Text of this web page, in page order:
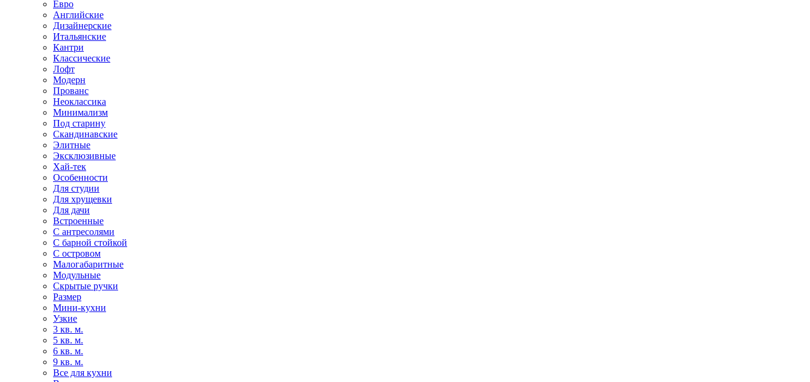
Евро
Английские
Дизайнерские
Итальянские
Кантри
Классические
Лофт
Модерн
Прованс
Неоклассика
Минимализм
Под старину
Скандинавские
Элитные
Эксклюзивные
Хай-тек
Особенности
Для студии
Для хрущевки
Для дачи
Встроенные
С антресолями
С барной стойкой
С островом
Малогабаритные
Модульные
Скрытые ручки
Размер
Мини-кухни
Узкие
3 кв. м.
5 кв. м.
6 кв. м.
9 кв. м.
Все для кухни